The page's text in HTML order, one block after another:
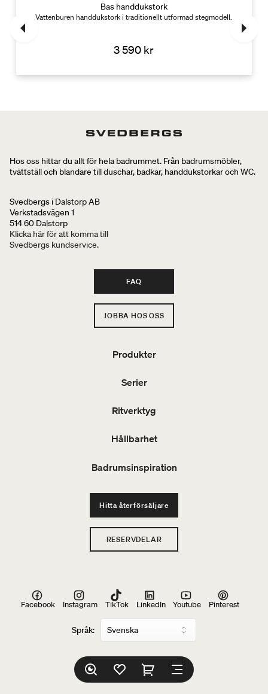
Bas handdukstork
Vattenburen handdukstork i traditionellt utformad stegmodell.
3 590 kr
Hos oss hittar du allt för hela badrummet. Från badrumsmöbler,
tvättställ och blandare till duschar, badkar, handdukstorkar och WC.
Svedbergs i Dalstorp AB
Verkstadsvägen 1
514 60 Dalstorp
Klicka här för att komma till
Svedbergs kundservice.
FAQ
JOBBA HOS OSS
Produkter
Serier
Ritverktyg
Hållbarhet
Badrumsinspiration
Hitta återförsäljare
RESERVDELAR
Språk:
Facebook Instagram TikTok LinkedIn Youtube Pinterest